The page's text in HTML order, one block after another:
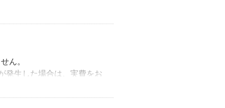
ん。
発生した場合は、実費をお